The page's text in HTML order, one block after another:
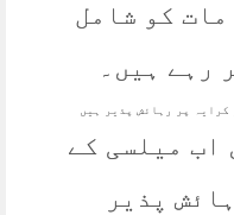
کو شامل
رہے ہیں۔
اب میلسی کے
پذیر